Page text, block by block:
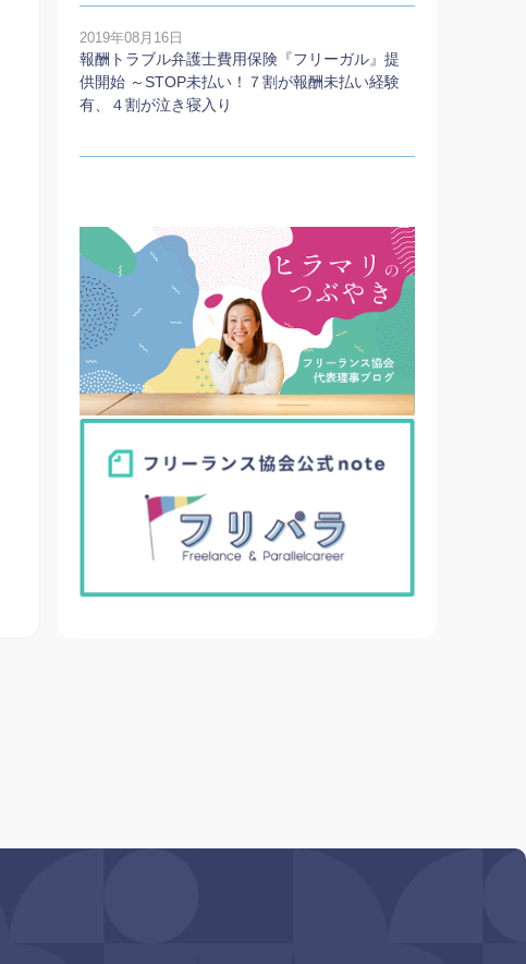
2019年08月16日
報酬トラブル弁護士費用保険『フリーガル』提
供開始 ～STOP未払い！７割が報酬未払い経験
有、４割が泣き寝入り